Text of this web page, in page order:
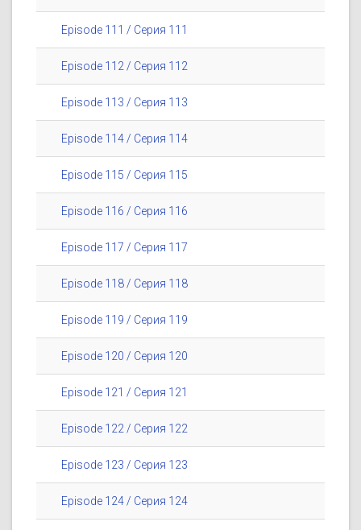
Episode 111 / Серия 111
Episode 112 / Серия 112
Episode 113 / Серия 113
Episode 114 / Серия 114
Episode 115 / Серия 115
Episode 116 / Серия 116
Episode 117 / Серия 117
Episode 118 / Серия 118
Episode 119 / Серия 119
Episode 120 / Серия 120
Episode 121 / Серия 121
Episode 122 / Серия 122
Episode 123 / Серия 123
Episode 124 / Серия 124